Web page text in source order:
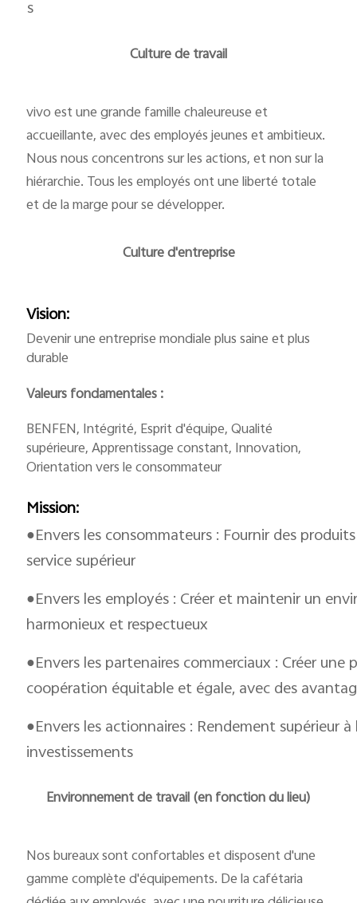
s
Culture de travail
vivo est une grande famille chaleureuse et
accueillante, avec des employés jeunes et ambitieux.
Nous nous concentrons sur les actions, et non sur la
hiérarchie. Tous les employés ont une liberté totale
et de la marge pour se développer.
Culture d'entreprise
Vision:
Devenir une entreprise mondiale plus saine et plus
durable
Valeurs fondamentales :
BENFEN, Intégrité, Esprit d'équipe, Qualité
supérieure, Apprentissage constant, Innovation,
Orientation vers le consommateur
Mission:
●Envers les consommateurs : Fournir des
service supérieur
●Envers les employés : Créer et maintenir un
harmonieux et respectueux
●Envers les partenaires commerciaux : Créer
coopération équitable et égale, avec des
●Envers les actionnaires : Rendement supérieur
investissements
Environnement de travail (en fonction du lieu)
Nos bureaux sont confortables et disposent d'une
gamme complète d'équipements. De la cafétaria